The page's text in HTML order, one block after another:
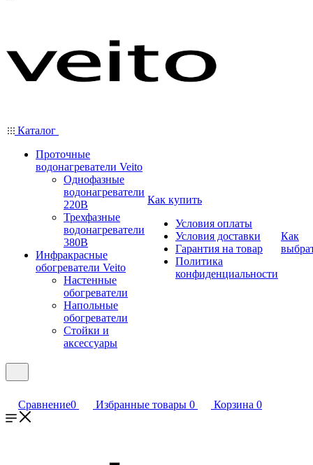
Каталог
Проточные
водонагреватели Veito
Однофазные
водонагреватели
220В
Трехфазные
водонагреватели
380В
Инфракрасные
обогреватели Veito
Настенные
обогреватели
Напольные
обогреватели
Стойки и
аксессуары
Как купить
Условия оплаты
Условия доставки
Гарантия на товар
Политика
конфиденциальности
Как
Сравнение0 Избранные товары 0 Корзина 0